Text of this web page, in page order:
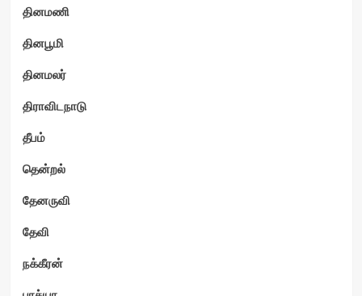
தினமணி
தினபூமி
தினமலர்
திராவிடநாடு
தீபம்
தென்றல்
தேனருவி
தேவி
நக்கீரன்